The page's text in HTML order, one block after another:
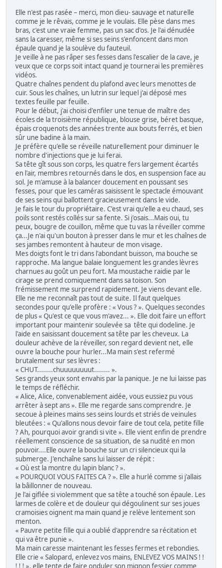
Elle n'est pas rasée – merci, mon dieu- sauvage et naturelle
comme je le rêvais, comme je le voulais. Elle pèse dans mes
bras, c'est une vraie femme, pas un sac d'os. Je l'ai dénudée
sans la caresser, même si ses seins s'enfoncent dans mon
épaule quand je la soulève du fauteuil.
Je veille à ne pas râper ses fesses dans l'escalier de la cave, je
veux que ce corps soit intact quand je tournerai les premières
vidéos.
Quatre chaînes pendent du plafond avec leurs menottes de
cuir. Sous les chaînes, un lutrin sur lequel j'ai déposé mes
textes feuille par feuille.
Pour le début, j'ai choisi d'enfiler une tenue de maître des
écoles de la troisième république, blouse grise, béret basque,
épais croquenots des années trente aux bouts ferrés, et bien
sûr une badine à la main.
Je préfère qu'elle se réveille naturellement pour diminuer le
nombre d'injections que je lui ferai.
Sa tête gît sous son corps, les quatre fers largement écartés
en l'air, membres retournés dans le dos, en suspension face au
sol. Je m'amuse à la balancer doucement en poussant ses
fesses, pour que les caméras saisissent le spectacle émouvant
de ses seins qui ballottent gracieusement dans le vide.
Je fais le tour du propriétaire. C'est vrai qu'elle a eu chaud, ses
poils sont restés collés sur sa fente. Si j'osais...Mais oui, tu
peux, bougre de couillon, même que tu vas la réveiller comme
ça...Je n'ai qu'un bouton à presser dans le mur et les chaînes de
ses jambes remontent à hauteur de mon visage.
Mes doigts font le tri dans l'abondant buisson, ma bouche se
rapproche. Ma langue balaie longuement les grandes lèvres
charnues au goût un peu fort. Ma moustache raidie par le
cirage se prend comiquement dans sa toison. Son
frémissement me surprend rapidement. Je viens devant elle.
Elle ne me reconnaît pas tout de suite. Il faut quelques
secondes pour qu'elle profère : « Vous ? ». Quelques secondes
de plus « Qu'est ce que vous m'avez... ». Elle doit faire un effort
important pour maintenir soulevée sa tête qui dodeline. Je
l'aide en saisissant doucement sa tête par les cheveux. La
douleur achève de la réveiller, son regard devient net, elle
ouvre la bouche pour hurler...Ma main s'est refermé
brutalement sur ses lèvres :
« CHUT........chuuuuuuuut........ ».
Ses grands yeux sont envahis par la panique. Je ne lui laisse pas
le temps de réfléchir.
« Alice, Alice, convenablement aidée, vous eussiez pu vous
arrêter à sept ans ». Elle me regarde sans comprendre. Je
secoue à pleines mains ses seins lourds et striés de veinules
bleutées : « Qu'allons nous devoir faire de tout cela, petite fille
? Ah, pourquoi avoir grandi si vite ». Elle vient enfin de prendre
réellement conscience de sa situation, de sa nudité en mon
pouvoir....Elle ouvre la bouche sur un cri silencieux qui la
submerge. J'enchaîne sans lui laisser de répit :
« Où est la montre du lapin blanc ? ».
« POURQUOI VOUS FAITES CA ? ». Elle a hurlé comme si j'allais
la bâillonner de nouveau.
Je l'ai giflée si violemment que sa tête a touché son épaule. Les
larmes de colère et de douleur qui dégoulinent sur ses joues
cramoisies oignent ma main quand je relève lentement son
menton.
« Pauvre petite fille qui a oublié d'apprendre sa récitation et
qui va être punie ».
Ma main caresse maintenant les fesses fermes et rebondies.
Elle crie « Salopard, enlevez vos mains, ENLEVEZ VOS MAINS ! !
! ! ! », elle tente de faire onduler son mignon fessier comme